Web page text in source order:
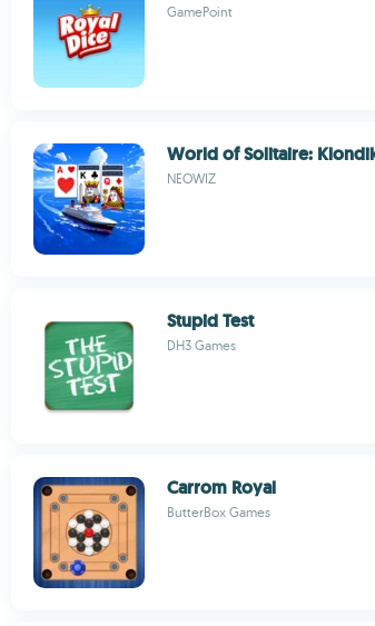
GamePoint
World of Solitaire:
NEOWIZ
Stupid Test
DH3 Games
Carrom Royal
ButterBox Games